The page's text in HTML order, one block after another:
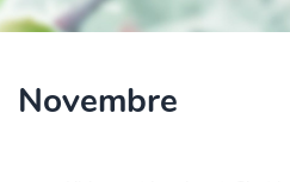
Novembre